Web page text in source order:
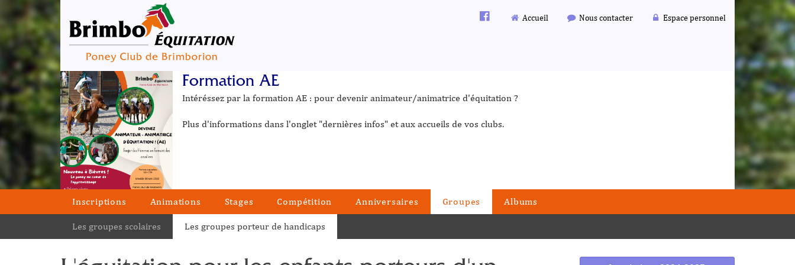
Accueil Nous contacter Espace personnel
Formation AE
Intéréssez par la formation AE : pour devenir animateur/animatrice d'équitation ?
Plus d'informations dans l'onglet "dernières infos" et aux accueils de vos clubs.
Inscriptions Animations Stages Compétition Anniversaires Groupes Albums
Les groupes scolaires Les groupes porteur de handicaps